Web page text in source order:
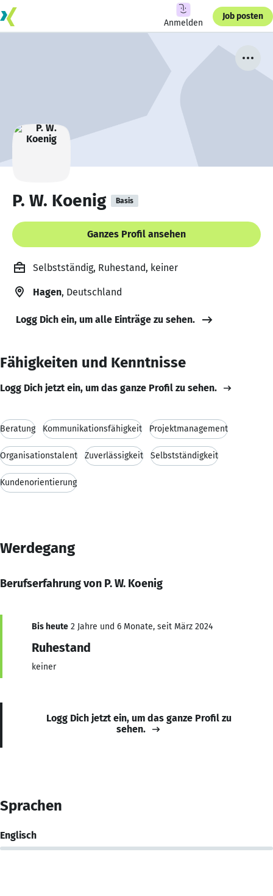
Anmelden
Job posten
P. W. Koenig Basis
Ganzes Profil ansehen
Selbstständig, Ruhestand, keiner
Hagen, Deutschland
Logg Dich ein, um alle Einträge zu sehen.
Fähigkeiten und Kenntnisse
Logg Dich jetzt ein, um das ganze Profil zu sehen.
Beratung Kommunikationsfähigkeit Projektmanagement
Organisationstalent Zuverlässigkeit Selbstständigkeit
Kundenorientierung
Werdegang
Berufserfahrung von P. W. Koenig
Bis heute 2 Jahre und 6 Monate, seit März 2024
Ruhestand
keiner
Logg Dich jetzt ein, um das ganze Profil zu
sehen.
Sprachen
Englisch